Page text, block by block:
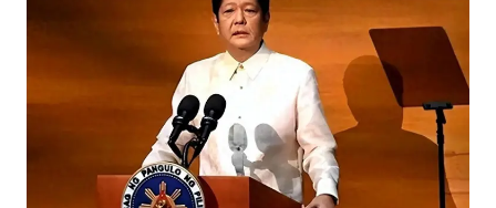
无锡降雨量冲至全国第一
下党之路